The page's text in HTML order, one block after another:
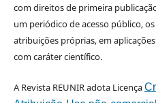
com direitos de primeira
um periódico de acesso público,
atribuições próprias, em
com caráter científico.
A Revista REUNIR adota Licença